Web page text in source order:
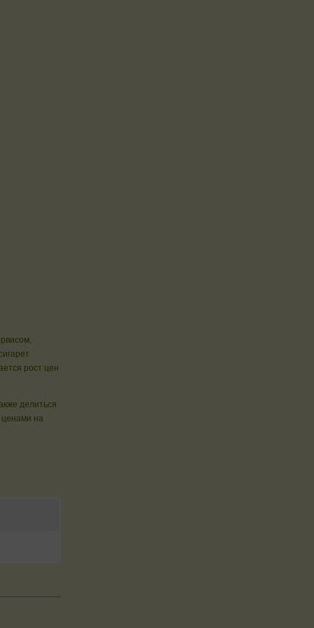
рост цен
делиться
ценами на